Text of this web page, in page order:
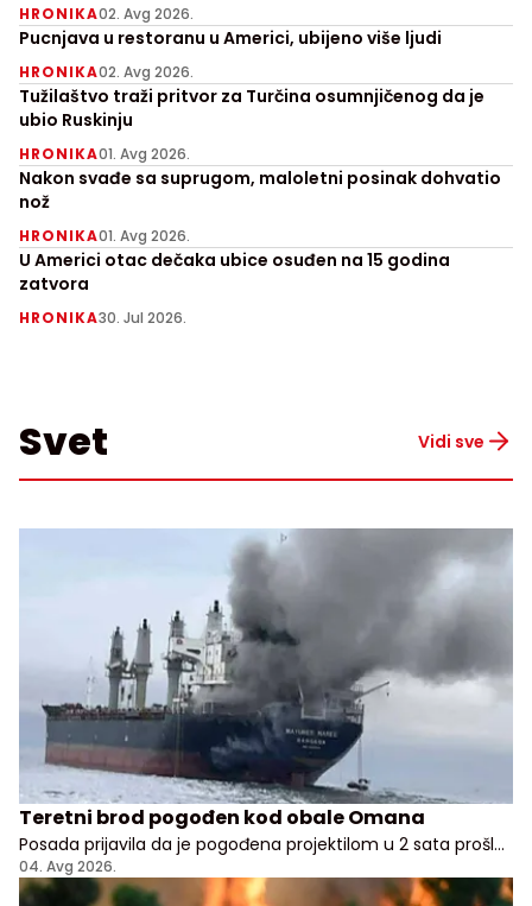
HRONIKA02. Avg 2026.
Pucnjava u restoranu u Americi, ubijeno više ljudi
HRONIKA02. Avg 2026.
Tužilaštvo traži pritvor za Turčina osumnjičenog da je
ubio Ruskinju
HRONIKA01. Avg 2026.
Nakon svađe sa suprugom, maloletni posinak dohvatio
nož
HRONIKA01. Avg 2026.
U Americi otac dečaka ubice osuđen na 15 godina
zatvora
HRONIKA30. Jul 2026.
Svet Vidi sve
Teretni brod pogođen kod obale Omana
Posada prijavila da je pogođena projektilom u 2 sata prošle
noći, nema potvrde odakle je napad pokrenut
04. Avg 2026.